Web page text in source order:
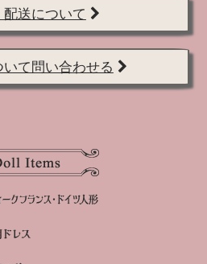
送について
て問い合わせる